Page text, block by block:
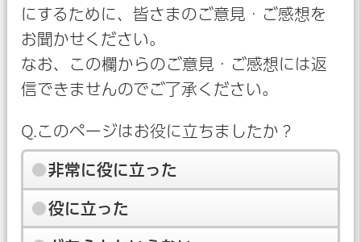
にするために、皆さまのご意見・ご感想を
お聞かせください。
なお、この欄からのご意見・ご感想には返
信できませんのでご了承ください。
Q.このページはお役に立ちましたか？
非常に役に立った
役に立った